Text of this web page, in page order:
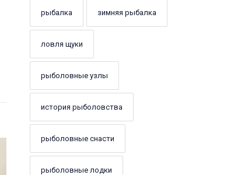
рыбалка зимняя рыбалка
ловля щуки
рыболовные узлы
история рыболовства
рыболовные снасти
рыболовные лодки